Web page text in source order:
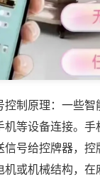
控制原理：一些智
机等设备连接。
信号给控牌器，
机或机械结构，